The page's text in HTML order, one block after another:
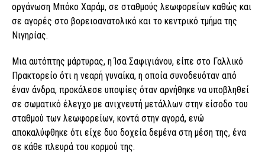
οργάνωση Μπόκο Χαράμ, σε σταθμούς λεωφορείων καθώς και
σε αγορές στο βορειοανατολικό και το κεντρικό τμήμα της
Νιγηρίας.
Μια αυτόπτης μάρτυρας, η Ίσα Σαφιγιάνου, είπε στο Γαλλικό
Πρακτορείο ότι η νεαρή γυναίκα, η οποία συνοδευόταν από
έναν άνδρα, προκάλεσε υποψίες όταν αρνήθηκε να υποβληθεί
σε σωματικό έλεγχο με ανιχνευτή μετάλλων στην είσοδο του
σταθμού των λεωφορείων, κοντά στην αγορά, ενώ
αποκαλύφθηκε ότι είχε δυο δοχεία δεμένα στη μέση της, ένα
σε κάθε πλευρά του κορμού της.